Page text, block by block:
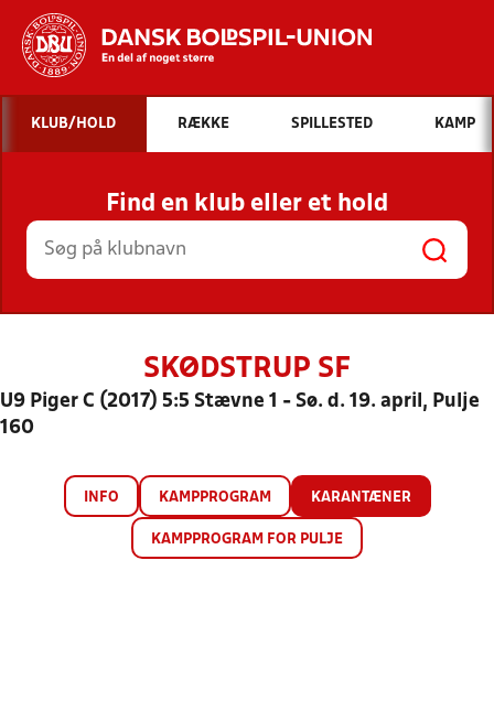
Hvad vil du søge efter?
INDHOLD OG NYHEDER
STILLINGER, RESULTATER, KLUBBER OG
HOLD
KLUB/HOLD RÆKKE SPILLESTED KAMP
Find en klub eller et hold
SKØDSTRUP SF
U9 Piger C (2017) 5:5 Stævne 1 - Sø. d. 19. april, Pulje
160
INFO KAMPPROGRAM KARANTÆNER
KAMPPROGRAM FOR PULJE